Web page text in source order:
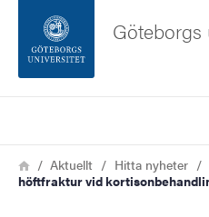
Sidfoten
Om webbplatsen
Göteborgs
Länkstig
HemAktuellt Hitta nyheter
höftfraktur vid